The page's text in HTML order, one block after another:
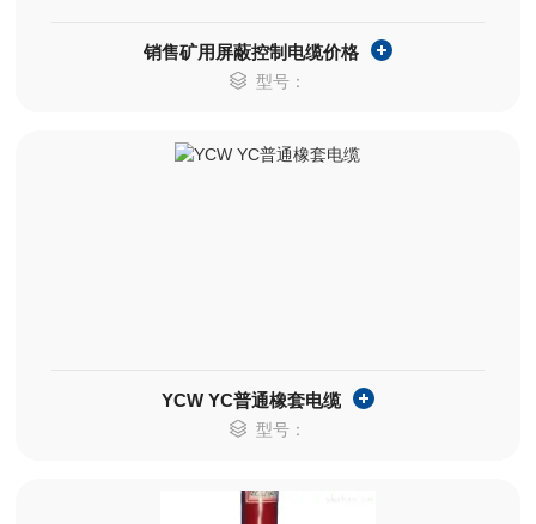
销售矿用屏蔽控制电缆价格
型号：
YCW YC普通橡套电缆
型号：